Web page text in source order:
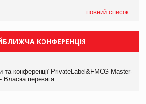
повний список
КОНФЕРЕНЦІЯ
та конференції PrivateLabel&FMCG Master-
Власна перевага